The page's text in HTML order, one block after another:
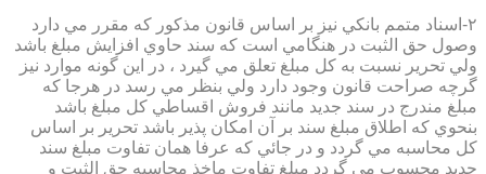
۲-اسناد متمم بانكي نيز بر اساس قانون مذكور كه مقرر مي دارد
وصول حق الثبت در هنگامي است كه سند حاوي افزايش مبلغ باشد
ولي تحرير نسبت به كل مبلغ تعلق مي گيرد ، در اين گونه موارد نيز
گرچه صراحت قانون وجود دارد ولي بنظر مي رسد در هرجا كه
مبلغ مندرج در سند جديد مانند فروش اقساطي كل مبلغ باشد
بنحوي كه اطلاق مبلغ سند بر آن امكان پذير باشد تحرير بر اساس
كل محاسبه مي گردد و در جائي كه عرفا همان تفاوت مبلغ سند
جديد محسوب مي گردد مبلغ تفاوت ماخذ محاسبه حق الثبت و